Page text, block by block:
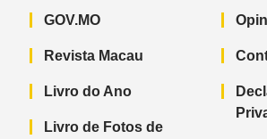
GOV.MO
Revista Macau
Livro do Ano
Livro de Fotos de